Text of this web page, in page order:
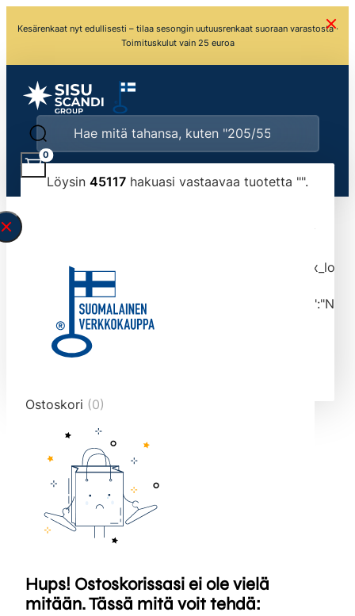
Kesärenkaat nyt edullisesti – tilaa sesongin uutuusrenkaat suoraan varastosta ·
Toimituskulut vain 25 euroa
Löysin 45117 hakuasi vastaavaa tuotetta "".
typed the search query correctly.<br>Currently
tmlmvi","meta_query":
data-original-query-vars="[]" data-page="1"
data-max-pages="4512" data-start="1" data-
end="10">
0
Ostoskori (0)
Hups! Ostoskorissasi ei ole vielä
mitään. Tässä mitä voit tehdä: